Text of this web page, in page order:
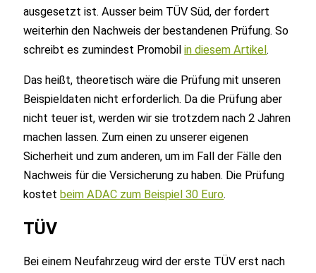
ausgesetzt ist. Ausser beim TÜV Süd, der fordert
weiterhin den Nachweis der bestandenen Prüfung. So
schreibt es zumindest Promobilin diesem Artikel.
Das heißt, theoretisch wäre die Prüfung mit unseren
Beispieldaten nicht erforderlich. Da die Prüfung aber
nicht teuer ist, werden wir sie trotzdem nach 2 Jahren
machen lassen. Zum einen zu unserer eigenen
Sicherheit und zum anderen, um im Fall der Fälle den
Nachweis für die Versicherung zu haben. Die Prüfung
kostet beim ADAC zum Beispiel 30 Euro.
TÜV
Bei einem Neufahrzeug wird der erste TÜV erst nach